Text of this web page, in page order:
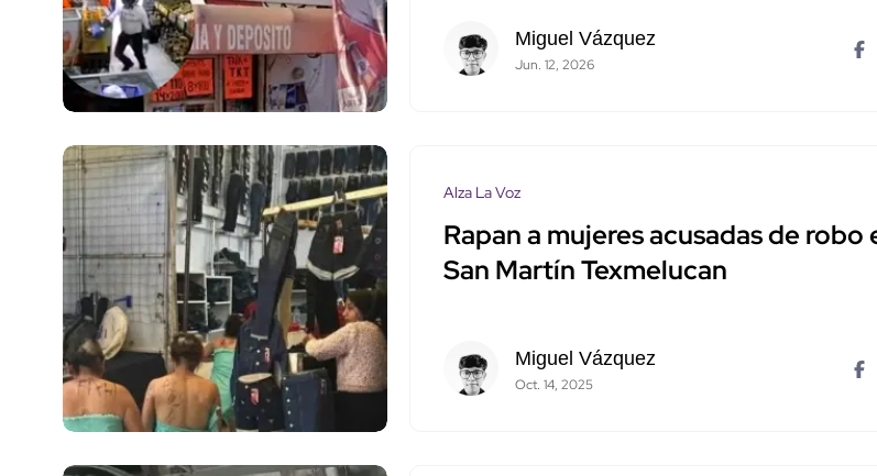
Miguel Vázquez
Jun. 12, 2026
Alza La Voz
Rapan a mujeres acusadas de robo
San Martín Texmelucan
Miguel Vázquez
Oct. 14, 2025